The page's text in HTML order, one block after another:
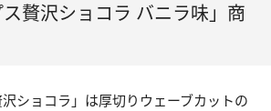
ス贅沢ショコラ バニラ味」商
沢ショコラ」は厚切りウェーブカットの